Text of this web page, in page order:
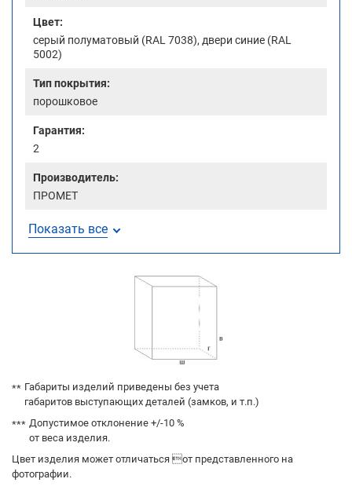
Цвет:
cерый полуматовый (RAL 7038), двери синие (RAL
5002)
Тип покрытия:
порошковое
Гарантия:
2
Производитель:
ПРОМЕТ
Показать все
Габариты изделий приведены без учета
габаритов выступающих деталей (замков, и т.п.)
Допустимое отклонение +/-10 %
от веса изделия.
Цвет изделия может отличаться от представленного на
фотографии.